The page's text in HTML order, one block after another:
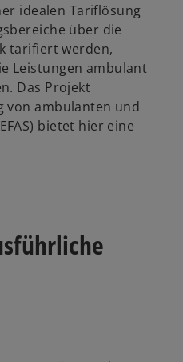
idealen Tariflösung
über die
tarifiert werden,
Leistungen ambulant
Das Projekt
von ambulanten und
bietet hier eine